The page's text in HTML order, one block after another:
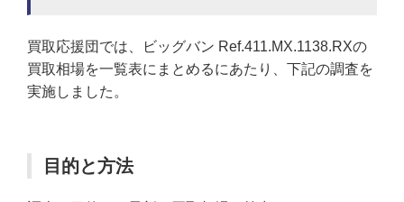
買取応援団では、ビッグバン Ref.411.MX.1138.RXの
買取相場を一覧表にまとめるにあたり、下記の調査を
実施しました。
目的と方法